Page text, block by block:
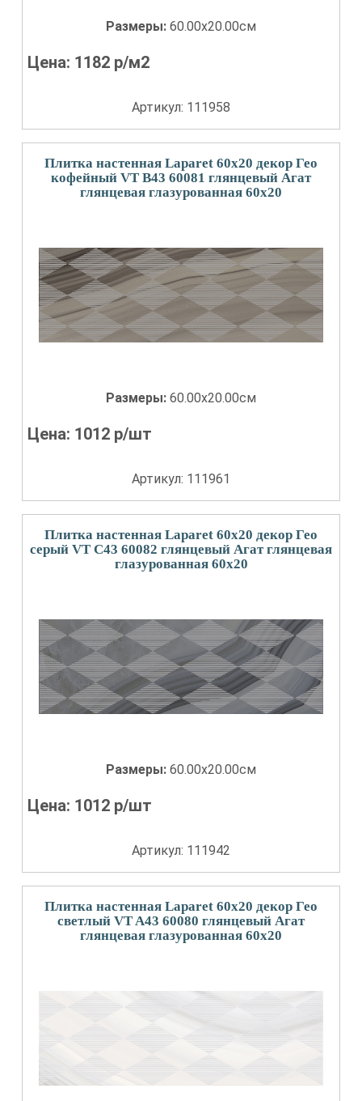
Размеры: 60.00x20.00см
Цена: 1182 р/м2
Артикул: 111958
Плитка настенная Laparet 60x20 декор Гео
кофейный VT B43 60081 глянцевый Агат
глянцевая глазурованная 60x20
Размеры: 60.00x20.00см
Цена: 1012 р/шт
Артикул: 111961
Плитка настенная Laparet 60x20 декор Гео
серый VT C43 60082 глянцевый Агат глянцевая
глазурованная 60x20
Размеры: 60.00x20.00см
Цена: 1012 р/шт
Артикул: 111942
Плитка настенная Laparet 60x20 декор Гео
светлый VT A43 60080 глянцевый Агат
глянцевая глазурованная 60x20